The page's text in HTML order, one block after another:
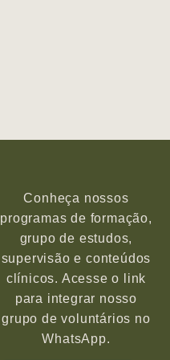
Conheça nossos
programas de formação,
grupo de estudos,
supervisão e conteúdos
clínicos. Acesse o link
para integrar nosso
grupo de voluntários no
WhatsApp.